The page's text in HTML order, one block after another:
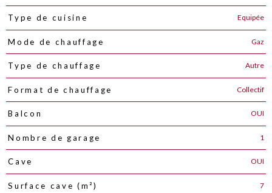
Type de cuisine Equipée
Mode de chauffage Gaz
Type de chauffage Autre
Format de chauffage Collectif
Balcon OUI
Nombre de garage 1
Cave OUI
Surface cave (m²) 7